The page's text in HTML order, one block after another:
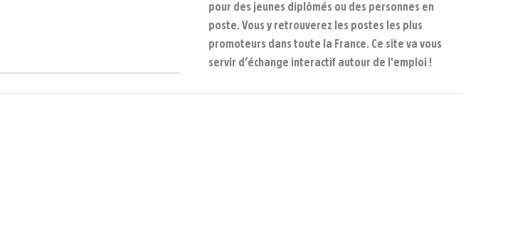
pour des jeunes diplômés ou des personnes en
poste. Vous y retrouverez les postes les plus
promoteurs dans toute la France. Ce site va vous
servir d’échange interactif autour de l'emploi !